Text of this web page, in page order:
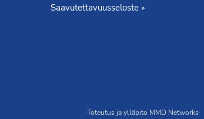
Saavutettavuusseloste »
·Toteutus ja ylläpito MMD Networks·